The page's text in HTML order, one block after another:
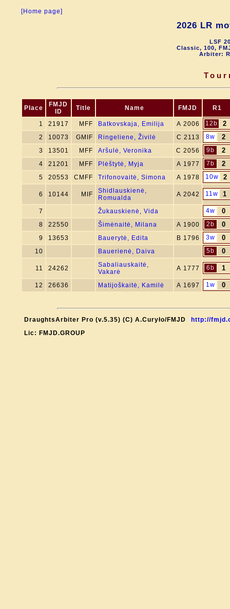
[Home page]
2026 LR
LSF
Classic, 100,
Arbiter:
Place
FMJD
ID
Title Name FMJD R1
1 21917 MFF Batkovskaja, Emilija A 2006 12b 2
2 10073 GMIF Ringeliene, Živilė C 2113 8w 2
3 13501 MFF Aršulė, Veronika C 2056 9b 2
4 21201 MFF Plėštytė, Myja A 1977 7b 2
5 20553 CMFF Trifonovaitė, Simona A 1978 10w 2
6 10144 MIF
Shidlauskienė,
Romualda
A 2042 11w 1
7 Žukauskienė, Vida 4w 0
8 22550 Šimėnaitė, Milana A 1900 2b 0
9 13653 Bauerytė, Edita B 1796 3w 0
10 Bauerienė, Daiva 5b 0
11 24262
Sabaliauskaitė,
Vakarė
A 1777 6b 1
12 26636 Matijoškaitė, Kamilė A 1697 1w 0
DraughtsArbiter Pro (v.5.35) (C) A.Curyło/FMJD
http://
Lic: FMJD.GROUP